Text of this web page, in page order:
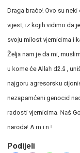
Draga braćo! Ovo su
vijest, iz kojih vidimo da
svoju milost vjernicima i
Želja nam je da mi,
u kome će Allah dž.š ,
najgoru agresorsku
nezapamćeni genocid
radosti vjernicima. Naš
naroda! A m i n !
Podijeli